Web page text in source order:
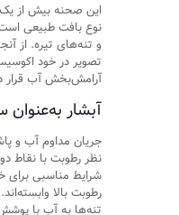
این صحنه بیش از یک
نوع بافت طبیعی
و تنه‌های تیره. از
تصویر در خود
آرامش‌بخش آب قرار
آبشار به‌عنوان
جریان مداوم آب و
نظر رطوبت با نقاط
شرایط مناسبی برای
رطوبت بالا
تنه‌ها به آب با